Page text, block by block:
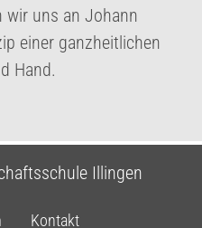
wir uns an Johann
einer ganzheitlichen
Hand.
Illingen
Kontakt